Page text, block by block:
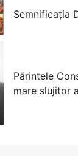
Semnificația
Părintele
mare slujitor